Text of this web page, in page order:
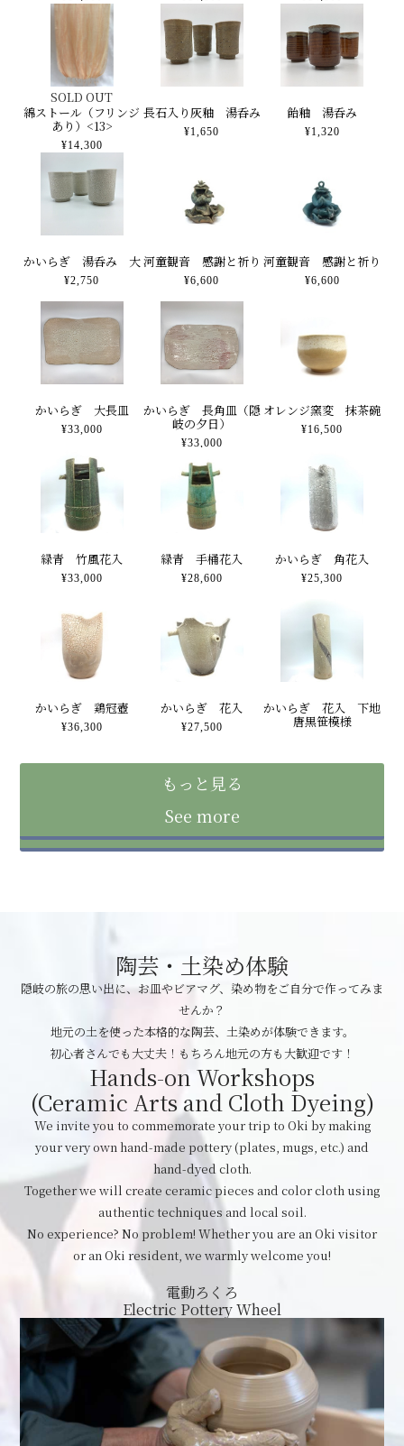
SOLD OUT
綿ストール（フリンジ
あり）<13>
¥14,300
長石入り灰釉 湯呑み
¥1,650
飴釉 湯呑み
¥1,320
かいらぎ 湯呑み 大
¥2,750
河童観音 感謝と祈り
¥6,600
河童観音 感謝と祈り
¥6,600
かいらぎ 大長皿
¥33,000
かいらぎ 長角皿（隠
岐の夕日）
¥33,000
オレンジ窯変 抹茶碗
¥16,500
緑青 竹風花入
¥33,000
緑青 手桶花入
¥28,600
かいらぎ 角花入
¥25,300
かいらぎ 鶏冠壺
¥36,300
かいらぎ 花入
¥27,500
かいらぎ 花入 下地
唐黒笹模様
もっと見る
See more
陶芸・土染め体験
隠岐の旅の思い出に、お皿やビアマグ、染め物をご自分で作ってみま
せんか？
地元の土を使った本格的な陶芸、土染めが体験できます。
初心者さんでも大丈夫！もちろん地元の方も大歓迎です！
Hands-on Workshops
(Ceramic Arts and Cloth Dyeing)
We invite you to commemorate your trip to Oki by making
your very own hand-made pottery (plates, mugs, etc.) and
hand-dyed cloth.
Together we will create ceramic pieces and color cloth using
authentic techniques and local soil.
No experience? No problem! Whether you are an Oki visitor
or an Oki resident, we warmly welcome you!
電動ろくろ
Electric Pottery Wheel